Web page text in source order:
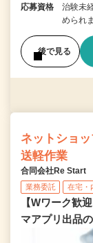
応募資格
治験未
められ
後で見る
ネットショ
送軽作業
合同会社Re Start
業務委託 在宅・
【Wワーク歓
マアプリ出品